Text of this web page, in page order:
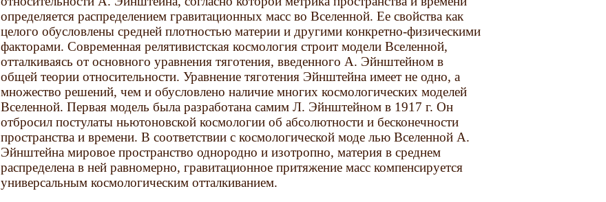
определяется распределением гравитационных масс во Вселенной. Ее свойства как
целого обусловлены средней плотностью материи и другими конкретно-физическими
факторами. Современная релятивистская космология строит модели Вселенной,
отталкиваясь от основного уравнения тяготения, введенного А. Эйнштейном в
общей теории относительности. Уравнение тяготения Эйнштейна имеет не одно, а
множество решений, чем и обусловлено наличие многих космологических моделей
Вселенной. Первая модель была разработана самим Л. Эйнштейном в 1917 г. Он
отбросил постулаты ньютоновской космологии об абсолютности и бесконечности
пространства и времени. В соответствии с космологической моде лью Вселенной А.
Эйнштейна мировое пространство однородно и изотропно, материя в среднем
распределена в ней равномерно, гравитационное притяжение масс компенсируется
универсальным космологическим отталкиванием.